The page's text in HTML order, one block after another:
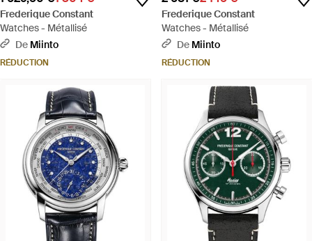
Frederique Constant
Watches - Métallisé
De Miinto
RÉDUCTION
Frederique Constant
Watches - Métallisé
De Miinto
RÉDUCTION